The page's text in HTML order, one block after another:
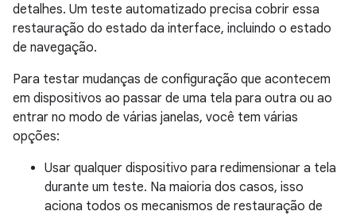
detalhes. Um teste automatizado precisa cobrir essa
restauração do estado da interface, incluindo o estado
de navegação.
Para testar mudanças de configuração que acontecem
em dispositivos ao passar de uma tela para outra ou ao
entrar no modo de várias janelas, você tem várias
opções:
Usar qualquer dispositivo para redimensionar a tela
durante um teste. Na maioria dos casos, isso
aciona todos os mecanismos de restauração de